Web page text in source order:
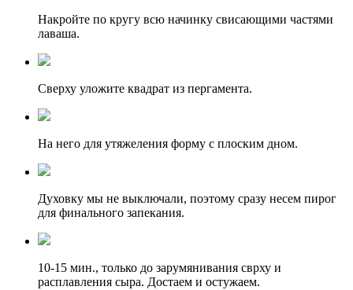
Накройте по кругу всю начинку свисающими частями
лаваша.
Сверху уложите квадрат из пергамента.
На него для утяжеления форму с плоским дном.
Духовку мы не выключали, поэтому сразу несем пирог
для финального запекания.
10-15 мин., только до зарумянивания сврху и
расплавления сыра. Достаем и остужаем.